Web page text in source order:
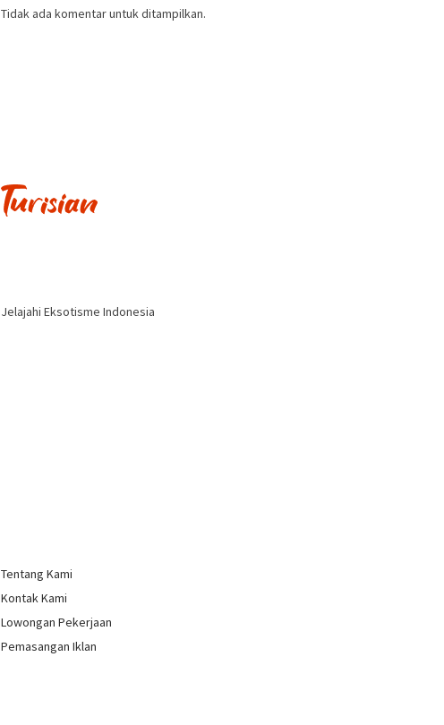
Tidak ada komentar untuk ditampilkan.
Jelajahi Eksotisme Indonesia
Tentang Kami
Kontak Kami
Lowongan Pekerjaan
Pemasangan Iklan